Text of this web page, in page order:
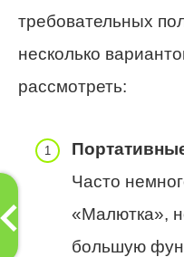
требовательных
несколько
рассмотреть:
Часто
«Малютка»,
большую